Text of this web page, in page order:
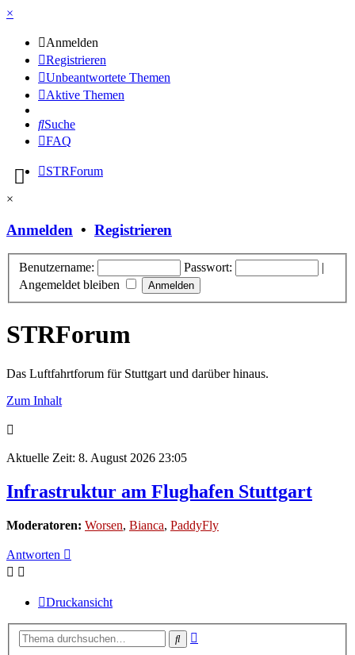
×
Anmelden
Registrieren
Unbeantwortete Themen
Aktive Themen
Suche
FAQ
STRForum
×
Anmelden • Registrieren
Benutzername: Passwort:
|
Angemeldet bleiben
STRForum
Das Luftfahrtforum für Stuttgart und darüber hinaus.
Zum Inhalt
Aktuelle Zeit: 8. August 2026 23:05
Infrastruktur am Flughafen Stuttgart
Moderatoren: Worsen, Bianca, PaddyFly
Antworten
Druckansicht
Suche